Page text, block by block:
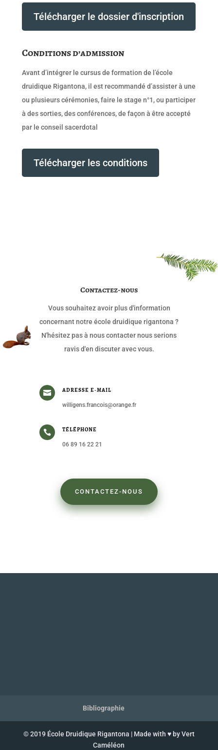
Télécharger le dossier d'inscription
Conditions d’admission
Avant d’intégrer le cursus de formation de l’école
druidique Rigantona, il est recommandé d’assister à une
ou plusieurs cérémonies, faire le stage n°1, ou participer
à des sorties, des conférences, de façon à être accepté
par le conseil sacerdotal
Télécharger les conditions
Contactez-nous
Vous souhaitez avoir plus d'information
concernant notre école druidique rigantona ?
N'hésitez pas à nous contacter nous serions
ravis d'en discuter avec vous.
 ADRESSE E-MAIL
willigens.francois@orange.fr
 TÉLÉPHONE
06 89 16 22 21
CONTACTEZ-NOUS
Bibliographie
© 2019 École Druidique Rigantona | Made with ♥ by Vert
Caméléon